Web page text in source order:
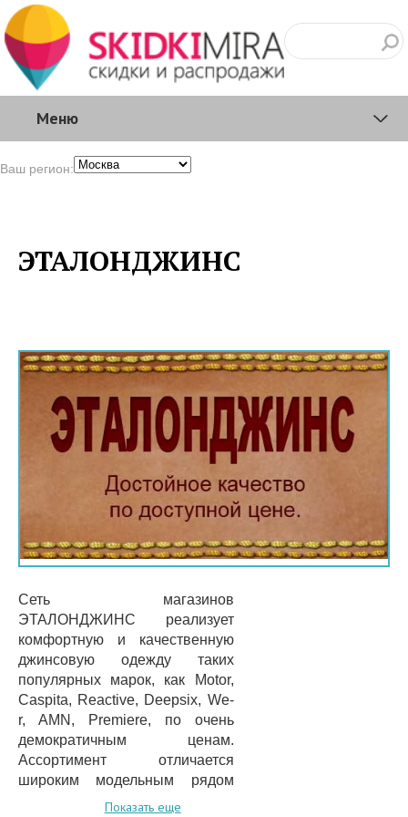
Меню
Ваш регион:
ЭТАЛОНДЖИНС
Сеть магазинов
ЭТАЛОНДЖИНС реализует
комфортную и качественную
джинсовую одежду таких
популярных марок, как Motor,
Caspita, Reactive, Deepsix, We-
r, AMN, Premiere, по очень
демократичным ценам.
Ассортимент отличается
широким модельным рядом
представленных вниманию
Показать еще